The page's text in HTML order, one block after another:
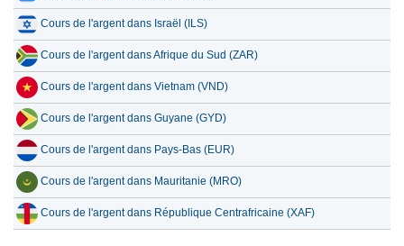
Cours de l'argent dans Israël (ILS)
Cours de l'argent dans Afrique du Sud (ZAR)
Cours de l'argent dans Vietnam (VND)
Cours de l'argent dans Guyane (GYD)
Cours de l'argent dans Pays-Bas (EUR)
Cours de l'argent dans Mauritanie (MRO)
Cours de l'argent dans République Centrafricaine (XAF)